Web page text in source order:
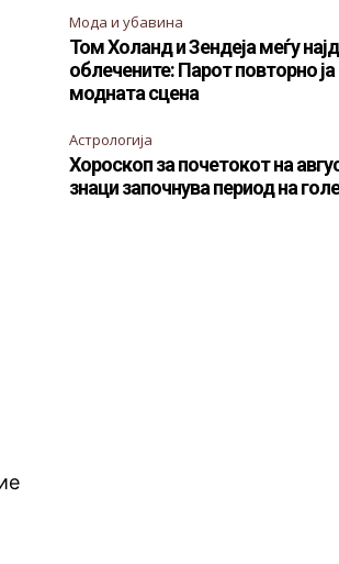
Мода и убавина
Том Холанд и Зендеја меѓу
облечените: Парот повторно
модната сцена
Астрологија
Хороскоп за почетокот на
знаци започнува период на